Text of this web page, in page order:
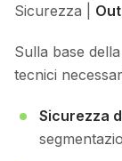
Sicurezza |
Sulla base
tecnici
Sicurezza